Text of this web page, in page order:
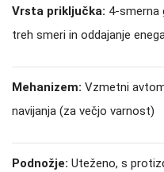
Vrsta priključka: 4-smerna
treh smeri in oddajanje
Mehanizem: Vzmetni
navijanja (za večjo varnost)
Podnožje: Uteženo, s